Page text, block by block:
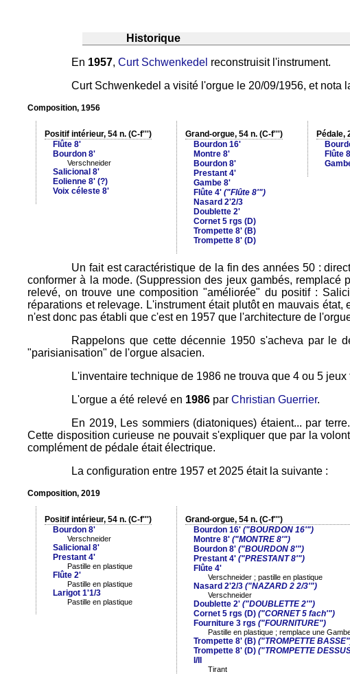
Historique
En 1957, Curt Schwenkedel reconstruisit l'instrument.
Curt Schwenkedel a visité l'orgue le 20/09/1956, et nota
Composition, 1956
Positif intérieur, 54 n. (C-f''')
Flûte 8'
Bourdon 8'
Verschneider
Salicional 8'
Eolienne 8' (?)
Voix céleste 8'
Grand-orgue, 54 n. (C-f''')
Bourdon 16'
Montre 8'
Bourdon 8'
Prestant 4'
Gambe 8'
Flûte 4' ("Flûte 8'")
Nasard 2'2/3
Doublette 2'
Cornet 5 rgs (D)
Trompette 8' (B)
Trompette 8' (D)
Pédale,
Flûte
Un fait est caractéristique de la fin des années 50 :
conformer à la mode. (Suppression des jeux gambés,
relevé, on trouve une composition "améliorée" du positif :
réparations et relevage. L'instrument était plutôt en mauvais
n'est donc pas établi que c'est en 1957 que l'architecture de
Rappelons que cette décennie 1950 s'acheva par le
"parisianisation" de l'orgue alsacien.
L'inventaire technique de 1986 ne trouva que 4 ou 5
L'orgue a été relevé en 1986 par Christian Guerrier.
En 2019, Les sommiers (diatoniques) étaient... par
Cette disposition curieuse ne pouvait s'expliquer que par la
complément de pédale était électrique.
La configuration entre 1957 et 2025 était la suivante :
Composition, 2019
Positif intérieur, 54 n. (C-f''')
Bourdon 8'
Verschneider
Salicional 8'
Prestant 4'
Pastille en plastique
Flûte 2'
Pastille en plastique
Larigot 1'1/3
Pastille en plastique
Grand-orgue, 54 n. (C-f''')
Bourdon 16' ("BOURDON 16'")
Montre 8' ("MONTRE 8'")
Bourdon 8' ("BOURDON 8'")
Prestant 4' ("PRESTANT 8'")
Flûte 4'
Verschneider ; pastille en plastique
Nasard 2'2/3 ("NAZARD 2 2/3'")
Verschneider
Doublette 2' ("DOUBLETTE 2'")
Cornet 5 rgs (D) ("CORNET 5 fach'")
Fourniture 3 rgs ("FOURNITURE")
Pastille en plastique ; remplace une
Trompette 8' (B) ("TROMPETTE
Trompette 8' (D) ("TROMPETTE
I/II
Tirant